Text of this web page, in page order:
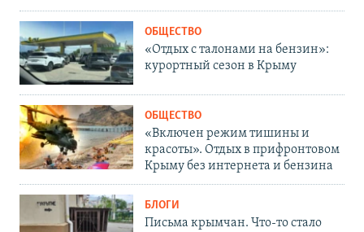
ОБЩЕСТВО
«Отдых с талонами на бензин»:
курортный сезон в Крыму
ОБЩЕСТВО
«Включен режим тишины и
красоты». Отдых в прифронтовом
Крыму без интернета и бензина
БЛОГИ
Письма крымчан. Что-то стало